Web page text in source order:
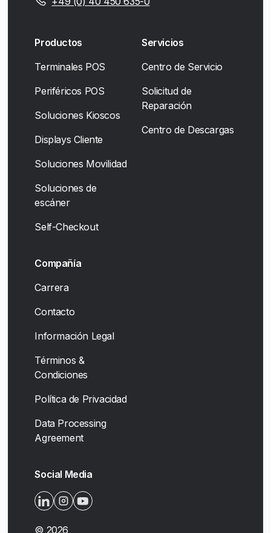
Productos
Terminales POS
Periféricos POS
Soluciones Kioscos
Displays Cliente
Soluciones Movilidad
Soluciones de
escáner
Self-Checkout
Servicios
Centro de Servicio
Solicitud de
Reparación
Centro de Descargas
Compañía
Carrera
Contacto
Información Legal
Términos &
Condiciones
Política de Privacidad
Data Processing
Agreement
Social Media
© 2026